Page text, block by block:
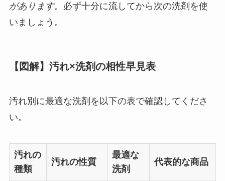
があります。 必ず十分に流してから次の洗剤を使
いましょう。
【図解】汚れ×洗剤の相性早見表
汚れ別に最適な洗剤を以下の表で確認してくださ
い。
汚れの
種類
汚れの性質
最適な
洗剤
代表的な商品